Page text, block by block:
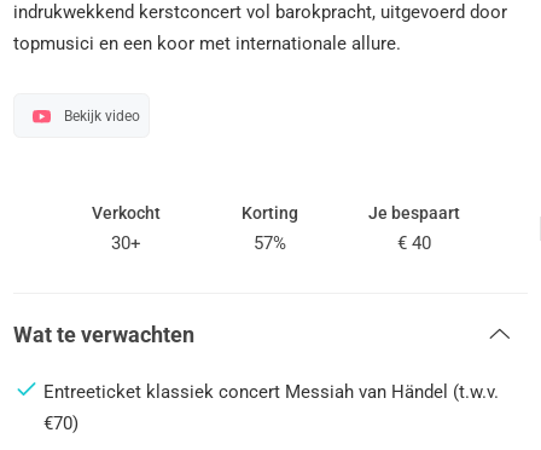
indrukwekkend kerstconcert vol barokpracht, uitgevoerd door
topmusici en een koor met internationale allure.
Bekijk video
Verkocht
30+
Korting
57%
Je bespaart
€ 40
Wat te verwachten
Entreeticket klassiek concert Messiah van Händel (t.w.v.
€70)